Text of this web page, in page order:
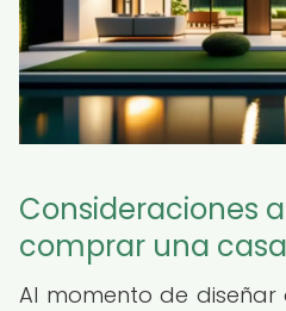
Consideraciones
comprar una
Al momento de